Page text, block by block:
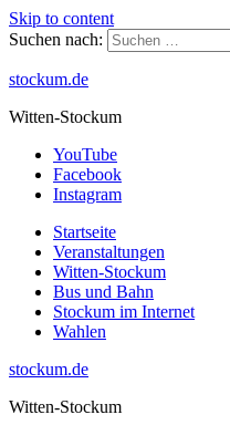
Skip to content
Suchen nach:
stockum.de
Witten-Stockum
YouTube
Facebook
Instagram
Startseite
Veranstaltungen
Witten-Stockum
Bus und Bahn
Stockum im Internet
Wahlen
stockum.de
Witten-Stockum